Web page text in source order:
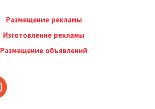
Размещение рекламы
Изготовление рекламы
Размещение объявлений